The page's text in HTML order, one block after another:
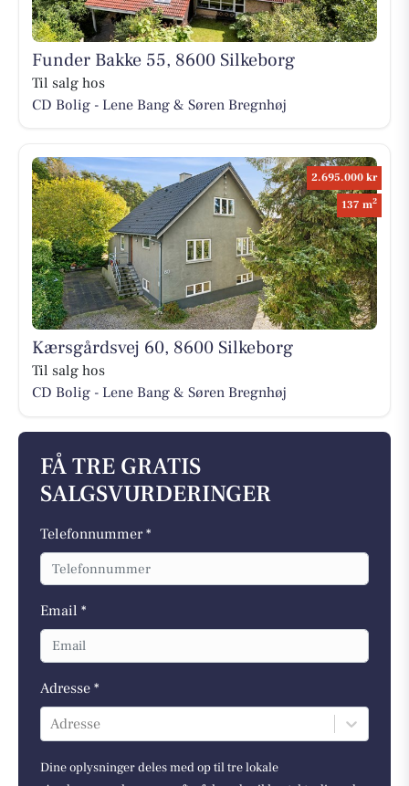
Funder Bakke 55, 8600 Silkeborg
Til salg hos
CD Bolig - Lene Bang & Søren Bregnhøj
2.695.000 kr
137 m2
Kærsgårdsvej 60, 8600 Silkeborg
Til salg hos
CD Bolig - Lene Bang & Søren Bregnhøj
FÅ TRE GRATIS
SALGSVURDERINGER
Telefonnummer *
Email *
Adresse *
Adresse
Dine oplysninger deles med op til tre lokale